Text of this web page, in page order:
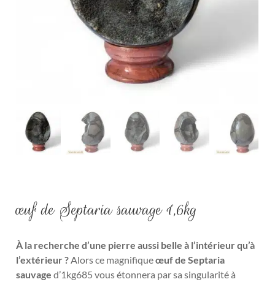
œuf de Septaria sauvage 1,6kg
À la recherche d’une pierre aussi belle à l’intérieur qu’à
l’extérieur ? Alors ce magnifiqueœuf de Septaria
sauvage d’1kg685 vous étonnera par sa singularité à